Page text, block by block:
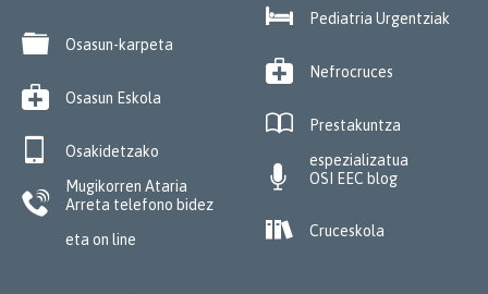
 Osasun-karpeta
 Osasun Eskola

Osakidetzako
Mugikorren Ataria

Arreta telefono bidez
eta on line
 Pediatria Urgentziak
 Nefrocruces

Prestakuntza
espezializatua
 OSI EEC blog
 Cruceskola